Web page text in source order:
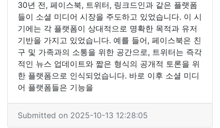
30년 전, 페이스북, 트위터, 링크드인과 같은 플랫폼
들이 소셜 미디어 시장을 주도하고 있었습니다. 이 시
기에는 각 플랫폼이 상대적으로 명확한 목적과 유저
기반을 가지고 있었습니다. 예를 들어, 페이스북은 친
구 및 가족과의 소통을 위한 공간으로, 트위터는 즉각
적인 뉴스 업데이트와 짧은 형식의 공개적 토론을 위
한 플랫폼으로 인식되었습니다. 바로 이후 소셜 미디
어 플랫폼들은 기능을
Submitted on 2025-10-13 12:28:05